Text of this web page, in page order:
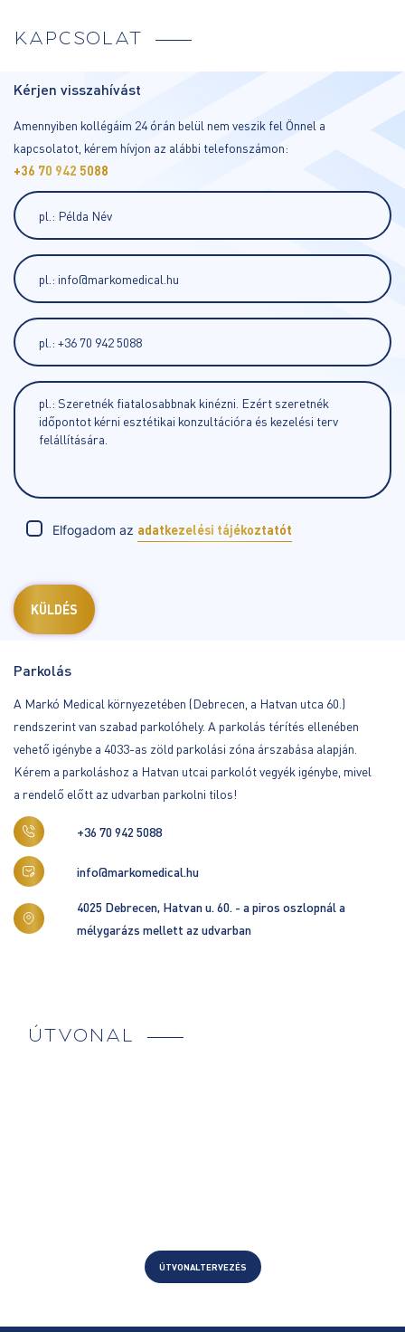
KAPCSOLAT
Kérjen visszahívást
Amennyiben kollégáim 24 órán belül nem veszik fel Önnel a
kapcsolatot, kérem hívjon az alábbi telefonszámon:
+36 70 942 5088
Elfogadom az adatkezelési tájékoztatót
Parkolás
A Markó Medical környezetében (Debrecen, a Hatvan utca 60.)
rendszerint van szabad parkolóhely. A parkolás térítés ellenében
vehető igénybe a 4033-as zöld parkolási zóna árszabása alapján.
Kérem a parkoláshoz a Hatvan utcai parkolót vegyék igénybe, mivel
a rendelő előtt az udvarban parkolni tilos!
+36 70 942 5088
info@markomedical.hu
4025 Debrecen, Hatvan u. 60. - a piros oszlopnál a
mélygarázs mellett az udvarban
ÚTVONAL
ÚTVONALTERVEZÉS